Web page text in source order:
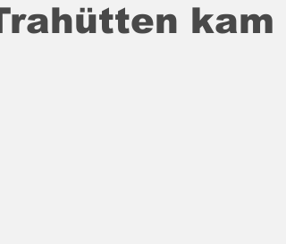
kam